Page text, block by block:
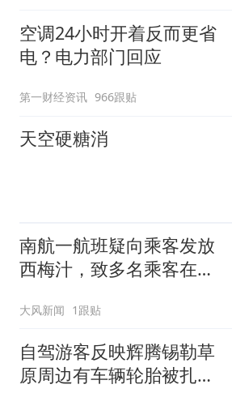
空调24小时开着反而更省
电？电力部门回应
第一财经资讯 966跟贴
天空硬糖消
南航一航班疑向乘客发放
西梅汁，致多名乘客在飞
客：机上100多人只有2个
厕所；客服回应：并非每
架飞机都会发放西梅汁
大风新闻 1跟贴
自驾游客反映辉腾锡勒草
原周边有车辆轮胎被扎，